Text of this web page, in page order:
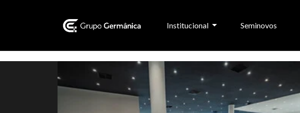
Institucional Seminovos